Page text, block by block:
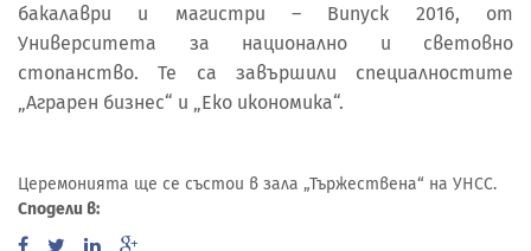
бакалаври и магистри – Випуск 2016, от
Университета за национално и световно
стопанство. Те са завършили специалностите
„Аграрен бизнес“ и „Еко икономика“.
Церемонията ще се състои в зала „Тържествена“ на УНСС.
Сподели в: